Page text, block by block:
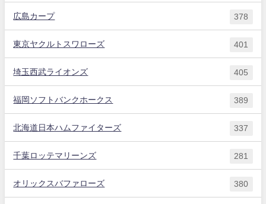
広島カープ 378
東京ヤクルトスワローズ 401
埼玉西武ライオンズ 405
福岡ソフトバンクホークス 389
北海道日本ハムファイターズ 337
千葉ロッテマリーンズ 281
オリックスバファローズ 380